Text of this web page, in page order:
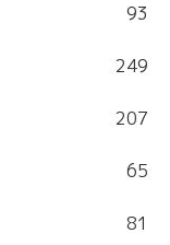
93
249
207
65
81